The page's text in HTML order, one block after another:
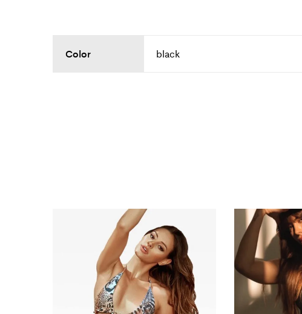
Color black